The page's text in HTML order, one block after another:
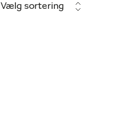
Vælg sortering